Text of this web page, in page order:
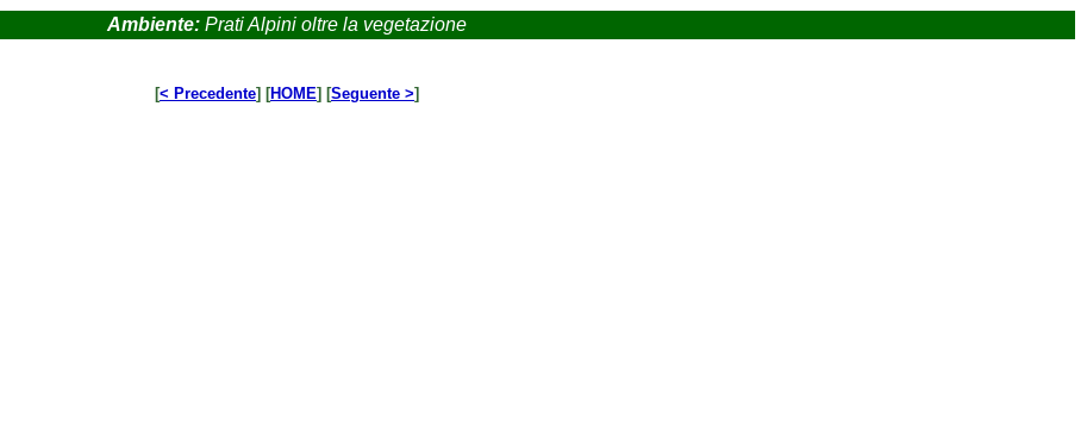
Ambiente: Prati Alpini oltre la vegetazione
[< Precedente] [HOME] [Seguente >]